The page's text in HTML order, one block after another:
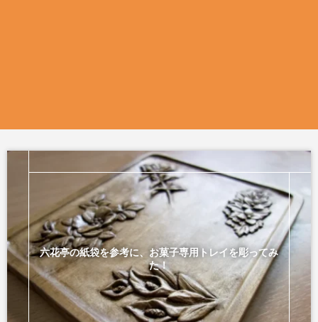
六花亭の紙袋を参考に、お菓子専用トレイを彫ってみ
た！